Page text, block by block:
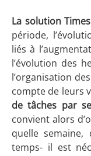
La solution
période,
liés à
l’évolution des
l’organisation
compte de leurs
de tâches par
convient alors
quelle
temps- il est